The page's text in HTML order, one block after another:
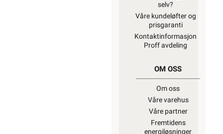
selv?
Våre kundeløfter og
prisgaranti
Kontaktinformasjon
Proff avdeling
OM OSS
Om oss
Våre varehus
Våre partner
Fremtidens
energiløsninger